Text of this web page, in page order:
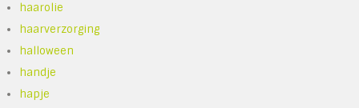
haarolie
haarverzorging
halloween
handje
hapje